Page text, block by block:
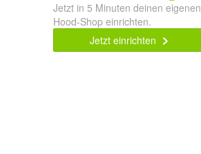
Jetzt in 5 Minuten deinen eigenen
Hood-Shop einrichten.
Jetzt einrichten